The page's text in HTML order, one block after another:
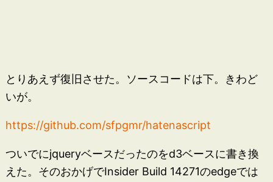
とりあえず復旧させた。ソースコードは下。きわど
いが。
https://github.com/sfpgmr/hatenascript
ついでにjqueryベースだったのをd3ベースに書き換
えた。そのおかげでInsider Build 14271のedgeでは